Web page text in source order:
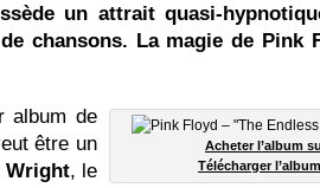
un attrait quasi-
chansons. La magie de Pink
Acheter l’album
Télécharger
album de
être un
Wright, le